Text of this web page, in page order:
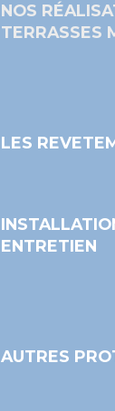
NOS
TERRASSES
LES
ENTRETIEN
AUTRES